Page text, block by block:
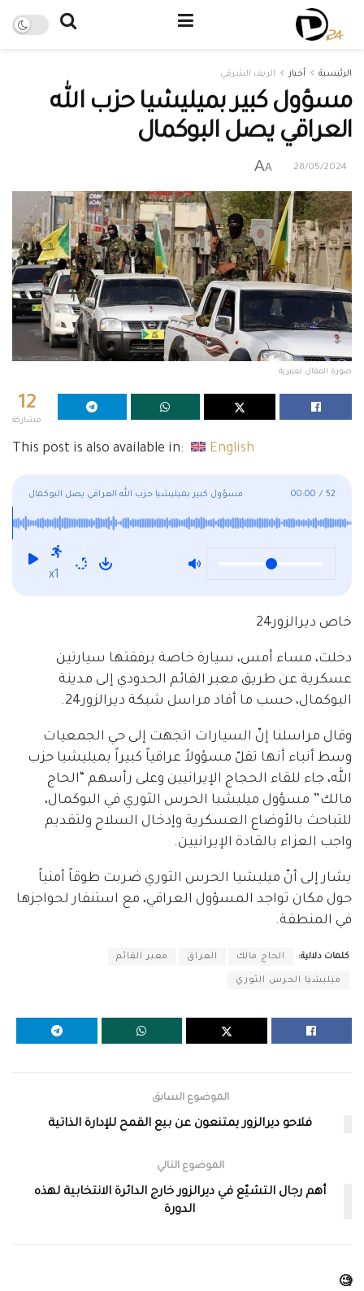
الرئيسية أخبار الريف الشرقي
مسؤول كبير بميليشيا حزب الله
العراقي يصل البوكمال
28/05/2024
A
A
صورة المقال تعبيرية
12
مشاركة
This post is also available in: English
مسؤول كبير بميليشيا حزب الله العراقي يصل البوكمال 00:00 / 52
x1
خاص ديرالزور24
دخلت، مساء أمس، سيارة خاصة برفقتها سيارتين
عسكرية عن طريق معبر القائم الحدودي إلى مدينة
البوكمال، حسب ما أفاد مراسل شبكة ديرالزور24.
وقال مراسلنا إنّ السيارات اتجهت إلى حي الجمعيات
وسط أنباء أنها تقلّ مسؤولاً عراقياً كبيراً بميليشيا حزب
الله، جاء للقاء الحجاج الإيرانيين وعلى رأسهم “الحاج
مالك” مسؤول ميليشيا الحرس الثوري في البوكمال،
للتباحث بالأوضاع العسكرية وإدخال السلاح ولتقديم
واجب العزاء بالقادة الإيرانيين.
يشار إلى أنّ ميليشيا الحرس الثوري ضربت طوقاً أمنياً
حول مكان تواجد المسؤول العراقي، مع استنفار لحواجزها
في المنطقة.
كلمات دلالية: الحاج مالك العراق معبر القائم
ميليشيا الحرس الثوري
الموضوع السابق
فلاحو ديرالزور يمتنعون عن بيع القمح للإدارة الذاتية
الموضوع التالي
أهم رجال التشيّع في ديرالزور خارج الدائرة الانتخابية لهذه
الدورة
🧐